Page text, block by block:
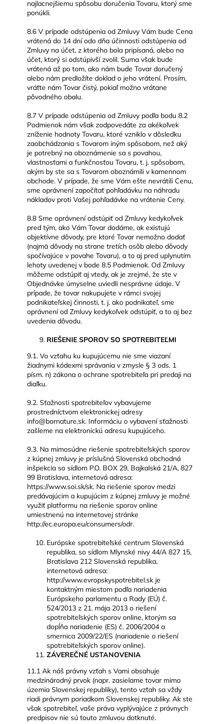
najlacnejšiemu spôsobu doručenia Tovaru, ktorý sme
ponúkli.
8.6 V prípade odstúpenia od Zmluvy Vám bude Cena
vrátená do 14 dní odo dňa účinnosti odstúpenia od
Zmluvy na účet, z ktorého bola pripísaná, alebo na
účet, ktorý si odstúpivší zvolil. Suma však bude
vrátená až po tom, ako nám bude Tovar doručený
alebo nám predložíte doklad o jeho vrátení. Prosím,
vráťte nám Tovar čistý, pokiaľ možno vrátane
pôvodného obalu.
8.7 V prípade odstúpenia od Zmluvy podľa bodu 8.2
Podmienok nám však zodpovedáte za akékoľvek
zníženie hodnoty Tovaru, ktoré vzniklo v dôsledku
zaobchádzania s Tovarom iným spôsobom, než aký
je potrebný na oboznámenie sa s povahou,
vlastnosťami a funkčnosťou Tovaru, t. j. spôsobom,
akým by ste sa s Tovarom oboznámili v kamennom
obchode. V prípade, že sme Vám ešte nevrátili Cenu,
sme oprávnení započítať pohľadávku na náhradu
nákladov proti Vašej pohľadávke na vrátenie Ceny.
8.8 Sme oprávnení odstúpiť od Zmluvy kedykoľvek
pred tým, ako Vám Tovar dodáme, ak existujú
objektívne dôvody, pre ktoré Tovar nemožno dodať
(najmä dôvody na strane tretích osôb alebo dôvody
spočívajúce v povahe Tovaru), a to aj pred uplynutím
lehoty uvedenej v bode 8.5 Podmienok. Od Zmluvy
môžeme odstúpiť aj vtedy, ak je zrejmé, že ste v
Objednávke úmyselne uviedli nesprávne údaje. V
prípade, že tovar nakupujete v rámci svojej
podnikateľskej činnosti, t. j. ako podnikateľ, sme
oprávnení od Zmluvy kedykoľvek odstúpiť, a to aj bez
uvedenia dôvodu.
RIEŠENIE SPOROV SO SPOTREBITEĽMI
9.1. Vo vzťahu ku kupujúcemu nie sme viazaní
žiadnymi kódexmi správania v zmysle § 3 ods. 1
písm. n) zákona o ochrane spotrebiteľa pri predaji na
diaľku.
9.2. Sťažnosti spotrebiteľov vybavujeme
prostredníctvom elektronickej adresy
info@bornature.sk. Informáciu o vybavení sťažnosti
zašleme na elektronickú adresu kupujúceho.
9.3. Na mimosúdne riešenie spotrebiteľských sporov
z kúpnej zmluvy je príslušná Slovenská obchodná
inšpekcia so sídlom P.O. BOX 29, Bajkalská 21/A, 827
99 Bratislava, internetová adresa:
https://www.soi.sk/sk. Na riešenie sporov medzi
predávajúcim a kupujúcim z kúpnej zmluvy je možné
využiť platformu na riešenie sporov online
umiestnenú na internetovej stránke
http://ec.europa.eu/consumers/odr.
Európske spotrebiteľské centrum Slovenská
republika, so sídlom Mlynské nivy 44/A 827 15,
Bratislava 212 Slovenská republika,
internetová adresa:
http://www.evropskyspotrebitel.sk je
kontaktným miestom podľa nariadenia
Európskeho parlamentu a Rady (EÚ) č.
524/2013 z 21. mája 2013 o riešení
spotrebiteľských sporov online, ktorým sa
dopĺňa nariadenie (ES) č. 2006/2004 a
smernica 2009/22/ES (nariadenie o riešení
spotrebiteľských sporov online).
ZÁVEREČNÉ USTANOVENIA
11.1 Ak náš právny vzťah s Vami obsahuje
medzinárodný prvok (napr. zasielame tovar mimo
územia Slovenskej republiky), tento vzťah sa vždy
riadi právnym poriadkom Slovenskej republiky. Ak ste
však spotrebiteľ, vaše práva vyplývajúce z právnych
predpisov nie sú touto zmluvou dotknuté.